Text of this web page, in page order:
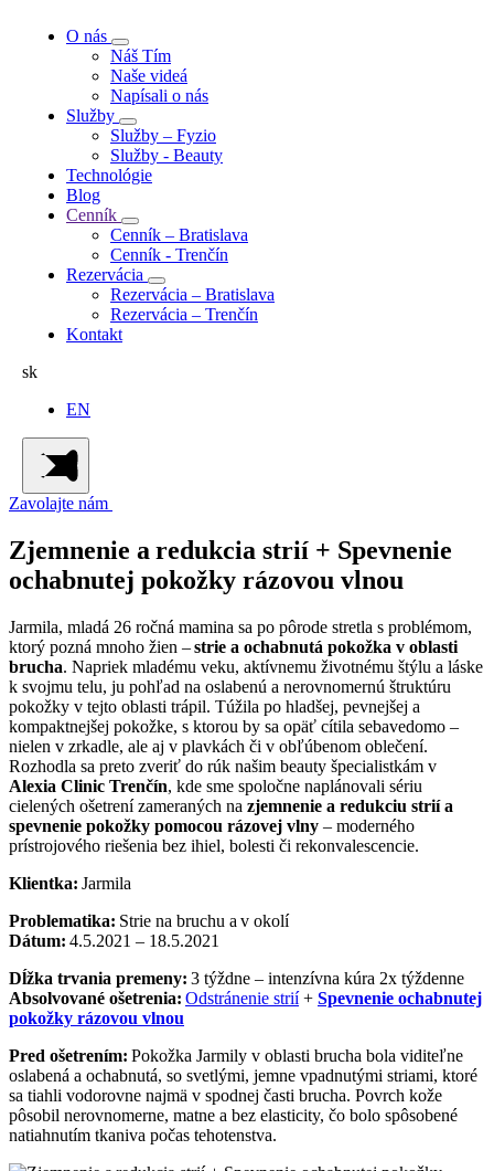
O nás
Náš Tím
Naše videá
Napísali o nás
Služby
Služby – Fyzio
Služby - Beauty
Technológie
Blog
Cenník
Cenník – Bratislava
Cenník - Trenčín
Rezervácia
Rezervácia – Bratislava
Rezervácia – Trenčín
Kontakt
sk
EN
Zavolajte nám
Zjemnenie a redukcia strií + Spevnenie
ochabnutej pokožky rázovou vlnou
Jarmila, mladá 26 ročná mamina sa po pôrode stretla s problémom,
ktorý pozná mnoho žien –strie a ochabnutá pokožka v oblasti
brucha. Napriek mladému veku, aktívnemu životnému štýlu a láske
k svojmu telu, ju pohľad na oslabenú a nerovnomernú štruktúru
pokožky v tejto oblasti trápil. Túžila po hladšej, pevnejšej a
kompaktnejšej pokožke, s ktorou by sa opäť cítila sebavedomo –
nielen v zrkadle, ale aj v plavkách či v obľúbenom oblečení.
Rozhodla sa preto zveriť do rúk našim beauty špecialistkám v
Alexia Clinic Trenčín, kde sme spoločne naplánovali sériu
cielených ošetrení zameraných na zjemnenie a redukciu strií a
spevnenie pokožky pomocou rázovej vlny – moderného
prístrojového riešenia bez ihiel, bolesti či rekonvalescencie.
Klientka: Jarmila
Problematika: Strie na bruchu a v okolí
Dátum: 4.5.2021 – 18.5.2021
Dĺžka trvania premeny: 3 týždne – intenzívna kúra 2x týždenne
Absolvované ošetrenia: Odstránenie strií+ Spevnenie ochabnutej
pokožky rázovou vlnou
Pred ošetrením: Pokožka Jarmily v oblasti brucha bola viditeľne
oslabená a ochabnutá, so svetlými, jemne vpadnutými striami, ktoré
sa tiahli vodorovne najmä v spodnej časti brucha. Povrch kože
pôsobil nerovnomerne, matne a bez elasticity, čo bolo spôsobené
natiahnutím tkaniva počas tehotenstva.